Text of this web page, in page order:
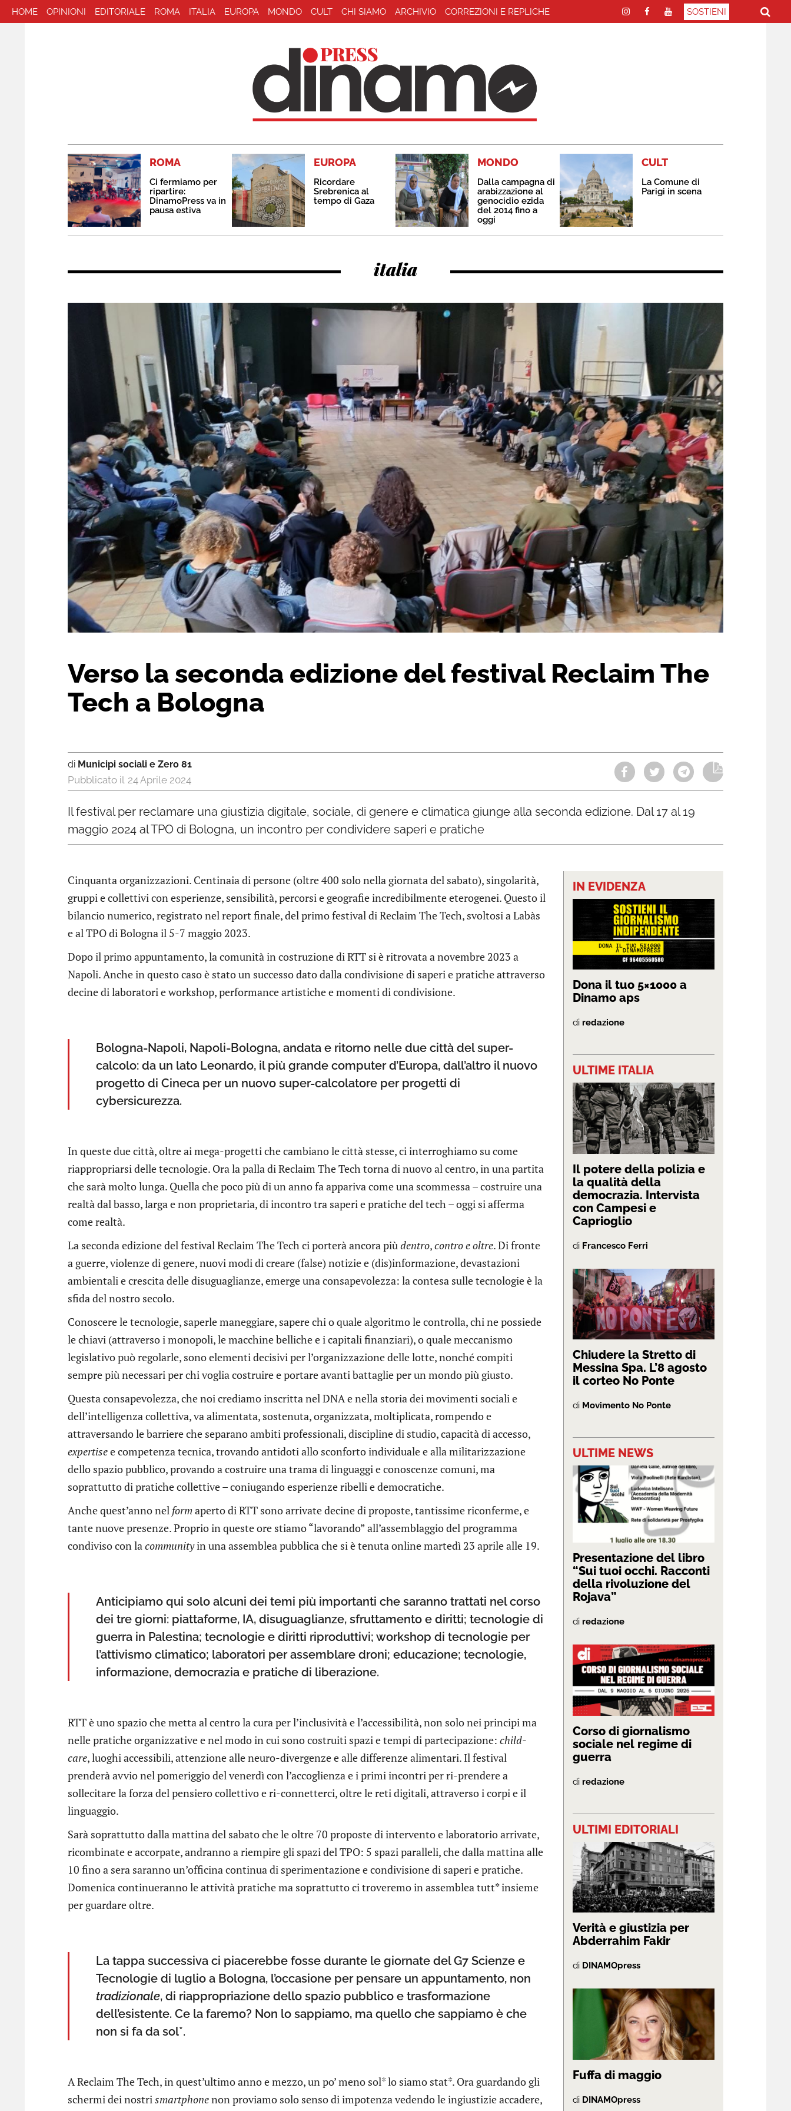
HOME OPINIONI EDITORIALE ROMA ITALIA EUROPA MONDO CULT CHI SIAMO ARCHIVIO CORREZIONI E REPLICHE SOSTIENI
ROMA
Ci fermiamo per
ripartire:
DinamoPress va in
pausa estiva
EUROPA
Ricordare
Srebrenica al
tempo di Gaza
MONDO
Dalla campagna di
arabizzazione al
genocidio ezida
del 2014 fino a
oggi
CULT
La Comune di
Parigi in scena
italia
Verso la seconda edizione del festival Reclaim The
Tech a Bologna
di Municipi sociali e Zero 81
24 Aprile 2024
Il festival per reclamare una giustizia digitale, sociale, di genere e climatica giunge alla seconda edizione. Dal 17 al 19
maggio 2024 al TPO di Bologna, un incontro per condividere saperi e pratiche
Cinquanta organizzazioni. Centinaia di persone (oltre 400 solo nella giornata del sabato), singolarità,
gruppi e collettivi con esperienze, sensibilità, percorsi e geografie incredibilmente eterogenei. Questo il
bilancio numerico, registrato nel report finale, del primo festival di Reclaim The Tech, svoltosi a Labàs
e al TPO di Bologna il 5-7 maggio 2023.
Dopo il primo appuntamento, la comunità in costruzione di RTT si è ritrovata a novembre 2023 a
Napoli. Anche in questo caso è stato un successo dato dalla condivisione di saperi e pratiche attraverso
decine di laboratori e workshop, performance artistiche e momenti di condivisione.
Bologna-Napoli, Napoli-Bologna, andata e ritorno nelle due città del super-
calcolo: da un lato Leonardo, il più grande computer d’Europa, dall’altro il nuovo
progetto di Cineca per un nuovo super-calcolatore per progetti di
cybersicurezza.
In queste due città, oltre ai mega-progetti che cambiano le città stesse, ci interroghiamo su come
riappropriarsi delle tecnologie. Ora la palla di Reclaim The Tech torna di nuovo al centro, in una partita
che sarà molto lunga. Quella che poco più di un anno fa appariva come una scommessa – costruire una
realtà dal basso, larga e non proprietaria, di incontro tra saperi e pratiche del tech – oggi si afferma
come realtà.
La seconda edizione del festival Reclaim The Tech ci porterà ancora più dentro,contro e oltre. Di fronte
a guerre, violenze di genere, nuovi modi di creare (false) notizie e (dis)informazione, devastazioni
ambientali e crescita delle disuguaglianze, emerge una consapevolezza: la contesa sulle tecnologie è la
sfida del nostro secolo.
Conoscere le tecnologie, saperle maneggiare, sapere chi o quale algoritmo le controlla, chi ne possiede
le chiavi (attraverso i monopoli, le macchine belliche e i capitali finanziari), o quale meccanismo
legislativo può regolarle, sono elementi decisivi per l’organizzazione delle lotte, nonché compiti
sempre più necessari per chi voglia costruire e portare avanti battaglie per un mondo più giusto.
Questa consapevolezza, che noi crediamo inscritta nel DNA e nella storia dei movimenti sociali e
dell’intelligenza collettiva, va alimentata, sostenuta, organizzata, moltiplicata, rompendo e
attraversando le barriere che separano ambiti professionali, discipline di studio, capacità di accesso,
expertisee competenza tecnica, trovando antidoti allo sconforto individuale e alla militarizzazione
dello spazio pubblico, provando a costruire una trama di linguaggi e conoscenze comuni, ma
soprattutto di pratiche collettive – coniugando esperienze ribelli e democratiche.
Anche quest’anno nel formaperto di RTT sono arrivate decine di proposte, tantissime riconferme, e
tante nuove presenze. Proprio in queste ore stiamo “lavorando” all’assemblaggio del programma
condiviso con la communityin una assemblea pubblica che si è tenuta online martedì 23 aprile alle 19.
Anticipiamo qui solo alcuni dei temi più importanti che saranno trattati nel corso
dei tre giorni: piattaforme, IA, disuguaglianze, sfruttamento e diritti; tecnologie di
guerra in Palestina; tecnologie e diritti riproduttivi; workshop di tecnologie per
l’attivismo climatico; laboratori per assemblare droni; educazione; tecnologie,
informazione, democrazia e pratiche di liberazione.
RTT è uno spazio che metta al centro la cura per l’inclusività e l’accessibilità, non solo nei principi ma
nelle pratiche organizzative e nel modo in cui sono costruiti spazi e tempi di partecipazione: child-
care, luoghi accessibili, attenzione alle neuro-divergenze e alle differenze alimentari. Il festival
prenderà avvio nel pomeriggio del venerdì con l’accoglienza e i primi incontri per ri-prendere a
sollecitare la forza del pensiero collettivo e ri-connetterci, oltre le reti digitali, attraverso i corpi e il
linguaggio.
Sarà soprattutto dalla mattina del sabato che le oltre 70 proposte di intervento e laboratorio arrivate,
ricombinate e accorpate, andranno a riempire gli spazi del TPO: 5 spazi paralleli, che dalla mattina alle
10 fino a sera saranno un’officina continua di sperimentazione e condivisione di saperi e pratiche.
Domenica continueranno le attività pratiche ma soprattutto ci troveremo in assemblea tutt* insieme
per guardare oltre.
La tappa successiva ci piacerebbe fosse durante le giornate del G7 Scienze e
Tecnologie di luglio a Bologna, l’occasione per pensare un appuntamento, non
tradizionale, di riappropriazione dello spazio pubblico e trasformazione
dell’esistente. Ce la faremo? Non lo sappiamo, ma quello che sappiamo è che
non si fa da sol*.
A Reclaim The Tech, in quest’ultimo anno e mezzo, un po’ meno sol* lo siamo stat*. Ora guardando gli
schermi dei nostri smartphonenon proviamo solo senso di impotenza vedendo le ingiustizie accadere,
IN EVIDENZA
Dona il tuo 5×1000 a
Dinamo aps
di redazione
ULTIME ITALIA
Il potere della polizia e
la qualità della
democrazia. Intervista
con Campesi e
Caprioglio
di Francesco Ferri
Chiudere la Stretto di
Messina Spa. L’8 agosto
il corteo No Ponte
di Movimento No Ponte
ULTIME NEWS
Presentazione del libro
“Sui tuoi occhi. Racconti
della rivoluzione del
Rojava”
di redazione
Corso di giornalismo
sociale nel regime di
guerra
di redazione
ULTIMI EDITORIALI
Verità e giustizia per
Abderrahim Fakir
di DINAMOpress
Fuffa di maggio
di DINAMOpress